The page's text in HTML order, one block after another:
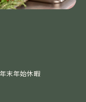
末年始休暇